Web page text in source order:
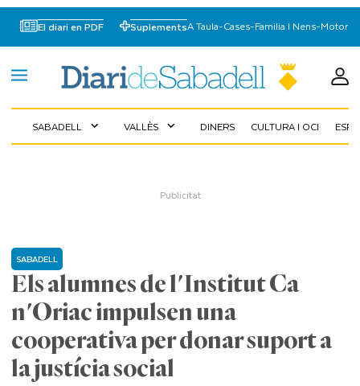
El diari en PDF SuplementsA Taula-Cases-Familia I Nens-Motor
SABADELL expand_more VALLÈS expand_more DINERS CULTURA I OCI
Els alumnes de l'Institut Ca
n'Oriac impulsen una
cooperativa per donar suport a
la justícia social
SABADELL